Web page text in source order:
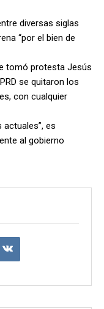
diversas siglas
“por el bien de
tomó protesta Jesús
se quitaron los
con cualquier
es
al gobierno